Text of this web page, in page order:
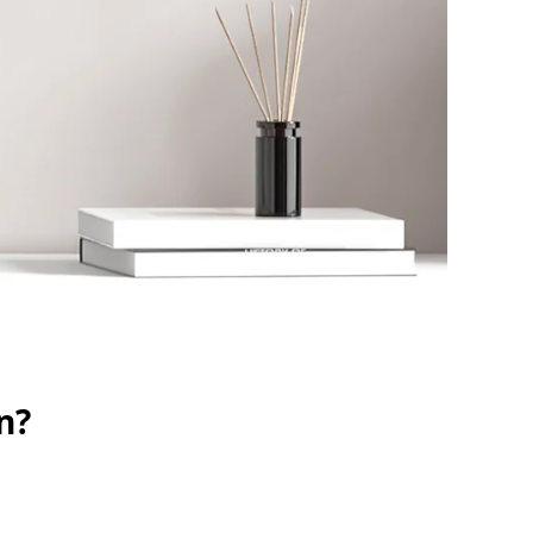
WhiteWall Design